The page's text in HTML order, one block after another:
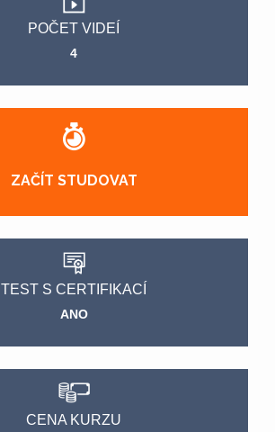
POČET VIDEÍ
4
ZAČÍT STUDOVAT
TEST S CERTIFIKACÍ
ANO
CENA KURZU